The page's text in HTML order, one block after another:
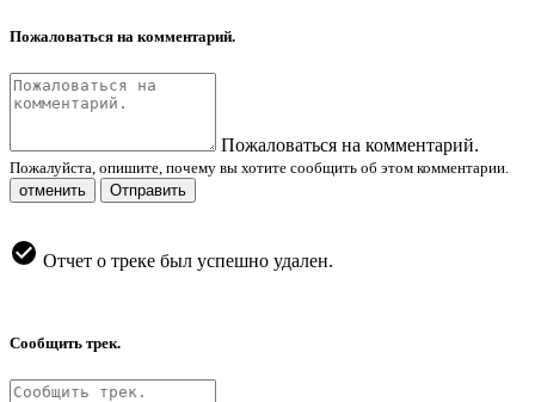
Пожаловаться на комментарий.
Пожаловаться на комментарий.
Пожалуйста, опишите, почему вы хотите сообщить об этом комментарии.
отменить
Отправить
Отчет о треке был успешно удален.
Сообщить трек.